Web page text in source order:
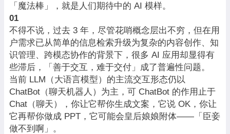
「魔法棒」，就是人们期待中的 AI 模样。
01
不得不说，过去 3 年，尽管花哨概念层出不穷，但在用
户需求已从简单的信息检索升级为复杂的内容创作、知
识管理、跨模态协作的背景下，很多 AI 应用却显得有
些滞后，「善于交互，难于交付」成了普遍性问题。
当前 LLM（大语言模型）的主流交互形态仍以
ChatBot（聊天机器人）为主，可 ChatBot 的作用止于
Chat（聊天），你让它帮你生成文案，它说 OK，你让
它再帮你做成 PPT，它可能会皇后娘娘附体——「臣妾
做不到啊」。